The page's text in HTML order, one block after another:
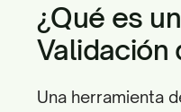
¿Qué es
Validación
Una herramienta